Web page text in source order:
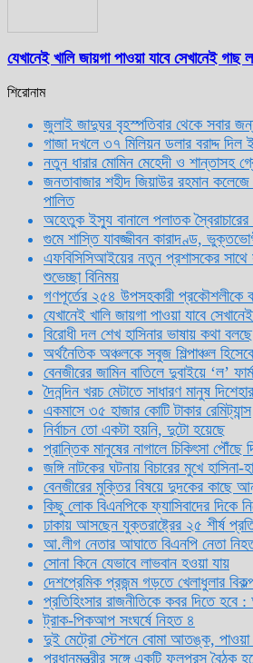
যেখানেই খালি জায়গা পাওয়া যাবে সেখানেই গাছ
শিরোনাম
জুলাই জাদুঘর বৃহস্পতিবার থেকে সবার
গাজা দখলে ৩৭ মিলিয়ন ডলার বরাদ্দ দিল
নতুন ধারার মোমিন মেহেদী ও শান্তাসহ
জনতাবাজার শহীদ জিয়াউর রহমান
পালিত
অহেতুক ইস্যু বানালে পলাতক
গুমে শাস্তি যাবজ্জীবন কারাদণ্ড,
এফবিসিসিআইয়ের নতুন প্রশাসকের সাথে
শুভেচ্ছা বিনিময়
গণপূর্তের ২৫৪ উপসহকারী প্রকৌশলীকে
যেখানেই খালি জায়গা পাওয়া যাবে
বিরোধী দল শেখ হাসিনার ভাষায় কথা বলছে
অর্থনৈতিক অঞ্চলকে সবুজ শিল্পাঞ্চল
বেনজীরের জামিন বাতিলে দুবাইয়ে ‌‘ল’
দৈনন্দিন খরচ মেটাতে সাধারণ মানুষ
একমাসে ৩৫ হাজার কোটি টাকার রেমিট্যান্স
নির্বাচন তো একটা হয়নি, দুটো হয়েছে
প্রান্তিক মানুষের নাগালে চিকিৎসা
জঙ্গি নাটকের ঘটনায় বিচারের মুখে
বেনজীরের মুক্তির বিষয়ে দুদকের কাছে
কিছু লোক বিএনপিকে ফ্যাসিবাদের দিকে
ঢাকায় আসছেন যুক্তরাষ্ট্রের ২৫ শীর্ষ
আ.লীগ নেতার আঘাতে বিএনপি নেতা
সোনা কিনে যেভাবে লাভবান হওয়া যায়
দেশপ্রেমিক প্রজন্ম গড়তে খেলাধুলার
প্রতিহিংসার রাজনীতিকে কবর দিতে
ট্রাক-পিকআপ সংঘর্ষে নিহত ৪
দুই মেট্রো স্টেশনে বোমা আতঙ্ক, পাওয়া
প্রধানমন্ত্রীর সঙ্গে একটি ফলপ্রসূ বৈঠক